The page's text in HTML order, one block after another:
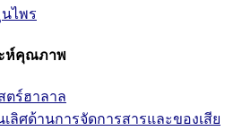
ไพร
ะห์คุณภาพ
ตร์ฮาลาล
ลิศด้านการจัดการสารและของเสีย